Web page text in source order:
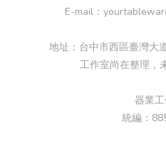
E-mail：
地址：台中市西區臺灣大
工作室尚在整理，
器業
統編：